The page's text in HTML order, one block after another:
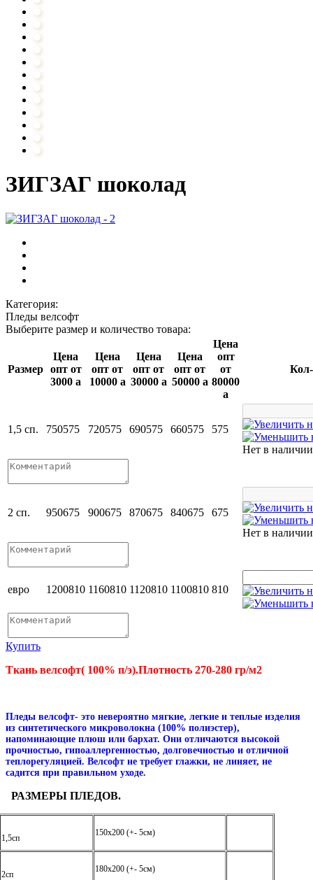
ЗИГЗАГ шоколад
Категория:
Пледы велсофт
Выберите размер и количество товара:
Размер
Цена
опт от
3000 a
Цена
опт от
10000 a
Цена
опт от
30000 a
Цена
опт от
50000 a
Цена
опт
от
80000
a
1,5 сп. 750575 720575 690575 660575
575
Нет в наличии
2 сп. 950675 900675 870675 840675
675
Нет в наличии
евро 1200810 1160810 1120810 1100810 810
Купить
Ткань велсофт( 100% п/э).Плотность 270-280 гр/м2
Пледы велсофт- это невероятно мягкие, легкие и теплые изделия
из синтетического микроволокна (100% полиэстер),
напоминающие плюш или бархат. Они отличаются высокой
прочностью, гипоаллергенностью, долговечностью и отличной
теплорегуляцией. Велсофт не требует глажки, не линяет, не
садится при правильном уходе.
РАЗМЕРЫ ПЛЕДОВ.
1,5сп
150х200 (+- 5см)
2сп
180х200 (+- 5см)